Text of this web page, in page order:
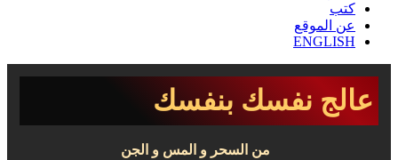
كتب
عن الموقع
ENGLISH
‫عالج نفسك بنفسك‬
من السحر و المس و الجن